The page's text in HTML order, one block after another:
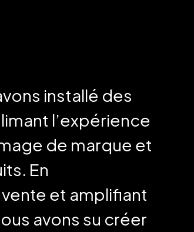
installé des
l’expérience
de marque et
En
et amplifiant
avons su créer